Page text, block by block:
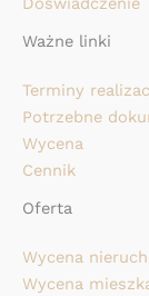
Ważne linki
Terminy
Potrzebne
Wycena
Cennik
Oferta
Wycena
Wycena